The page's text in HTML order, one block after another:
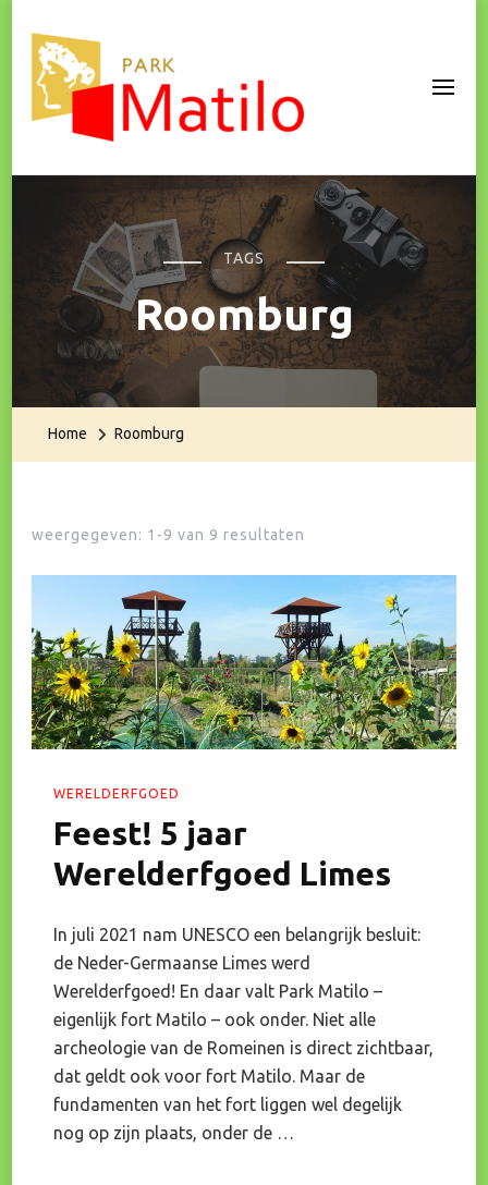
Park Matilo
TAGS
Roomburg
Home Roomburg
weergegeven: 1-9 van 9 resultaten
WERELDERFGOED
Feest! 5 jaar
Werelderfgoed Limes
In juli 2021 nam UNESCO een belangrijk besluit:
de Neder-Germaanse Limes werd
Werelderfgoed! En daar valt Park Matilo –
eigenlijk fort Matilo – ook onder. Niet alle
archeologie van de Romeinen is direct zichtbaar,
dat geldt ook voor fort Matilo. Maar de
fundamenten van het fort liggen wel degelijk
nog op zijn plaats, onder de …